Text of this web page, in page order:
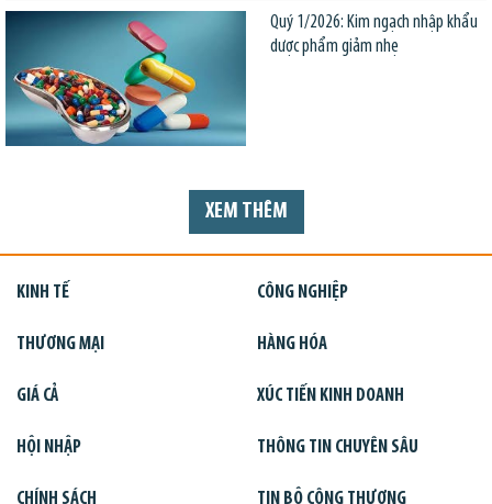
Quý 1/2026: Kim ngạch nhập khẩu
dược phẩm giảm nhẹ
XEM THÊM
KINH TẾ CÔNG NGHIỆP
THƯƠNG MẠI HÀNG HÓA
GIÁ CẢ XÚC TIẾN KINH DOANH
HỘI NHẬP THÔNG TIN CHUYÊN SÂU
CHÍNH SÁCH TIN BỘ CÔNG THƯƠNG